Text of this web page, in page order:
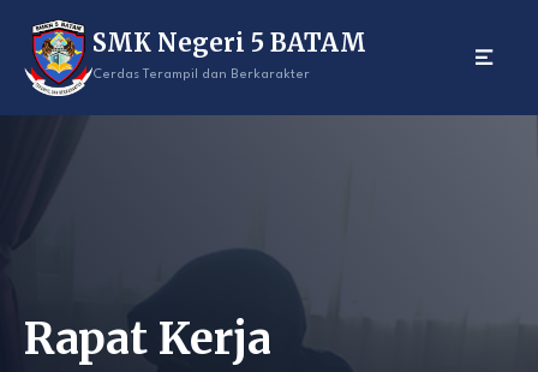
content
SMK Negeri 5 BATAM
Cerdas Terampil dan Berkarakter
Rapat Kerja